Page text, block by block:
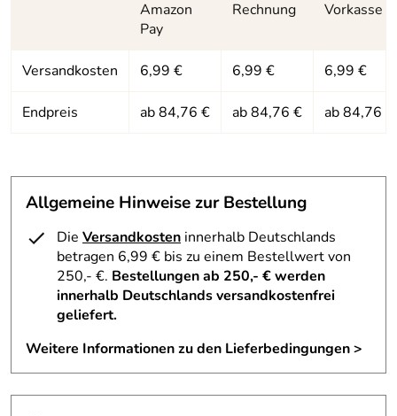
schädlichen UVA-, UVB- und UVC-Strahlen. Die
Supravision® Anti-Fog-Beschichtung garantiert eine
Monomatic Gurtschloss
IAS-Anpassungssystem
Amazon
Pay
Rechnung Vorkasse
Versandkosten 6,99 € 6,99 € 6,99 €
Endpreis ab 84,76 € ab 84,76 € ab 84,76 €
Allgemeine Hinweise zur Bestellung
Die Versandkosten innerhalb Deutschlands
betragen 6,99 € bis zu einem Bestellwert von
250,- €. Bestellungen ab 250,- € werden
innerhalb Deutschlands versandkostenfrei
geliefert.
Weitere Informationen zu den Lieferbedingungen >